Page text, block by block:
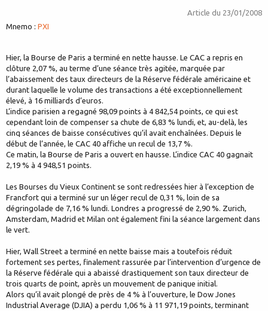
Article du 23/01/2008
Mnemo : PXI
Hier, la Bourse de Paris a terminé en nette hausse. Le CAC a repris en
clôture 2,07 %, au terme d’une séance très agitée, marquée par
l’abaissement des taux directeurs de la Réserve fédérale américaine et
durant laquelle le volume des transactions a été exceptionnellement
élevé, à 16 milliards d’euros.
L’indice parisien a regagné 98,09 points à 4 842,54 points, ce qui est
cependant loin de compenser sa chute de 6,83 % lundi, et, au-delà, les
cinq séances de baisse consécutives qu’il avait enchaînées. Depuis le
début de l’année, le CAC 40 affiche un recul de 13,7 %.
Ce matin, la Bourse de Paris a ouvert en hausse. L’indice CAC 40 gagnait
2,19 % à 4 948,51 points.
Les Bourses du Vieux Continent se sont redressées hier à l’exception de
Francfort qui a terminé sur un léger recul de 0,31 %, loin de sa
dégringolade de 7,16 % lundi. Londres a progressé de 2,90 %. Zurich,
Amsterdam, Madrid et Milan ont également fini la séance largement dans
le vert.
Hier, Wall Street a terminé en nette baisse mais a toutefois réduit
fortement ses pertes, finalement rassurée par l’intervention d’urgence de
la Réserve fédérale qui a abaissé drastiquement son taux directeur de
trois quarts de point, après un mouvement de panique initial.
Alors qu’il avait plongé de près de 4 % à l’ouverture, le Dow Jones
Industrial Average (DJIA) a perdu 1,06 % à 11 971,19 points, terminant